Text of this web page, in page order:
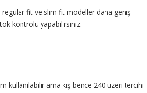
regular fit ve slim fit modeller daha geniş
kontrolü yapabilirsiniz.
kullanılabilir ama kış bence 240 üzeri tercihi